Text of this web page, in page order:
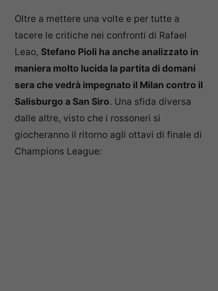
Oltre a mettere una volte e per tutte a
tacere le critiche nei confronti di Rafael
Leao, Stefano Pioli ha anche analizzato in
maniera molto lucida la partita di domani
sera che vedrà impegnato il Milan contro il
Salisburgo a San Siro. Una sfida diversa
dalle altre, visto che i rossoneri si
giocheranno il ritorno agli ottavi di finale di
Champions League: